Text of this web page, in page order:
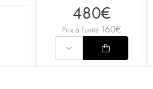
480€
Prix à l'unité 160€